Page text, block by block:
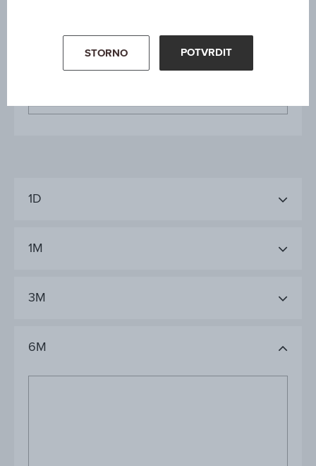
Poslední aktualizace
1D
1M
3M
6M
STORNO POTVRDIT